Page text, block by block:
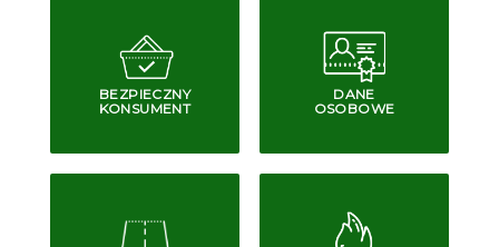
BEZPIECZNY
KONSUMENT
DANE
OSOBOWE